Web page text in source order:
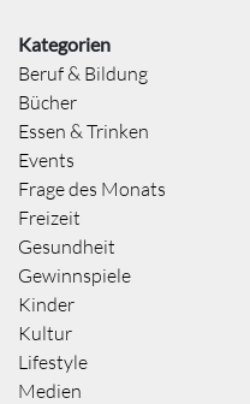
Kategorien
Beruf & Bildung
Bücher
Essen & Trinken
Events
Frage des Monats
Freizeit
Gesundheit
Gewinnspiele
Kinder
Kultur
Lifestyle
Medien